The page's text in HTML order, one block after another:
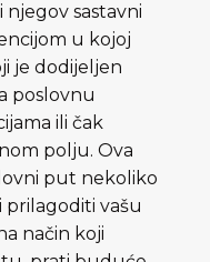
sastavni
u kojoj
je dodijeljen
poslovnu
ili čak
polju. Ova
put nekoliko
prilagoditi vašu
način koji